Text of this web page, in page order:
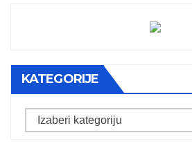
KATEGORIJE
Kategorije